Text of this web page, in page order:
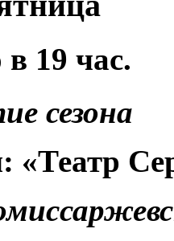
в 19 час.
сезона
«Театр